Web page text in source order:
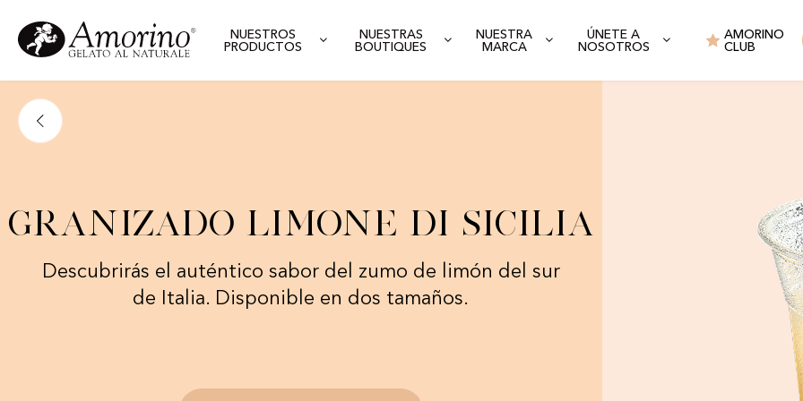
NUESTROS
PRODUCTOS
NUESTRAS
BOUTIQUES
NUESTRA
MARCA
ÚNETE A
NOSOTROS
AMORINO
CLUB
Granizado Limone di Sicilia
Descubrirás el auténtico sabor del zumo de limón del sur
de Italia. Disponible en dos tamaños.